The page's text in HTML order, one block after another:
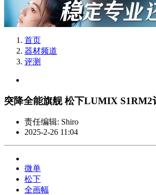
首页
器材频道
评测
突降全能旗舰 松下LUMIX S1RM2
责任编辑: Shiro
2025-2-26 11:04
微单
松下
全画幅